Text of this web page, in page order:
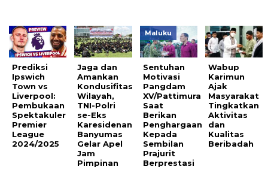
Prediksi
Ipswich
Town vs
Liverpool:
Pembukaan
Spektakuler
Premier
League
2024/2025
Jaga dan
Amankan
Kondusifitas
Wilayah,
TNI-Polri
se-Eks
Karesidenan
Banyumas
Gelar Apel
Jam
Pimpinan
Maluku
Sentuhan
Motivasi
Pangdam
XV/Pattimura
Saat
Berikan
Penghargaan
Kepada
Sembilan
Prajurit
Berprestasi
Wabup
Karimun
Ajak
Masyarakat
Tingkatkan
Aktivitas
dan
Kualitas
Beribadah